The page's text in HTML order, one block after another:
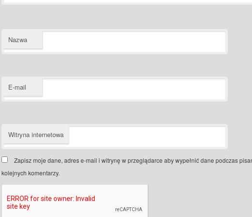
Nazwa
E-mail
Witryna internetowa
Zapisz moje dane, adres e-mail i witrynę w przeglądarce aby wypełnić dane podczas
kolejnych komentarzy.